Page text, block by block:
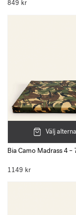
849 kr
Välj
Bia Camo Madrass 4 –
1149 kr